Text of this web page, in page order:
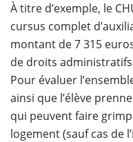
À titre d’exemple, le
cursus complet
montant de 7 315
de droits
Pour évaluer
ainsi que l’élève
qui peuvent faire
logement (sauf cas de